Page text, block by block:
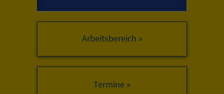
Arbeitsbereich »